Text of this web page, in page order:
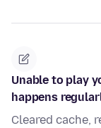
Unable to play
happens
Cleared cache,